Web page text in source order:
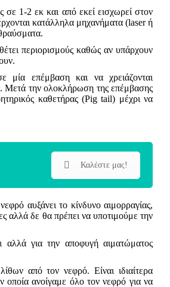
σε 1-2 εκ και από εκεί εισχωρεί στον
κατάλληλα μηχανήματα (laser ή
περιορισμούς καθώς αν υπάρχουν
μία επέμβαση και να χρειάζονται
Μετά την ολοκλήρωση της επέμβασης
καθετήρας (Pig tail) μέχρι να
Καλέστε μας!
αυξάνει το κίνδυνο αιμορραγίας,
αλλά δε θα πρέπει να υποτιμούμε την
αλλά για την αποφυγή αιματώματος
από τον νεφρό. Είναι ιδιαίτερα
οποία ανοίγαμε όλο τον νεφρό για να